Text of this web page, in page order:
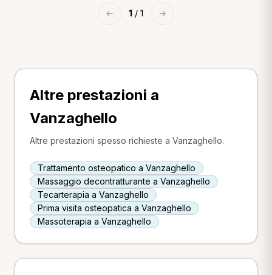
← 1 / 1 →
Altre prestazioni a
Vanzaghello
Altre prestazioni spesso richieste a Vanzaghello.
Trattamento osteopatico a Vanzaghello
Massaggio decontratturante a Vanzaghello
Tecarterapia a Vanzaghello
Prima visita osteopatica a Vanzaghello
Massoterapia a Vanzaghello